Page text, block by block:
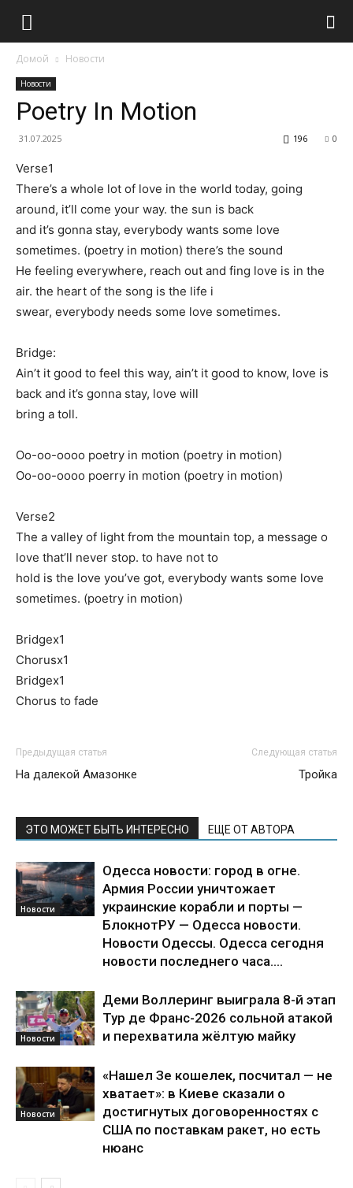
Домой Новости
Новости
Poetry In Motion
31.07.2025 0
196
Verse1
There’s a whole lot of love in the world today, going
around, it’ll come your way. the sun is back
and it’s gonna stay, everybody wants some love
sometimes. (poetry in motion) there’s the sound
He feeling everywhere, reach out and fing love is in the
air. the heart of the song is the life i
swear, everybody needs some love sometimes.
Bridge:
Ain’t it good to feel this way, ain’t it good to know, love is
back and it’s gonna stay, love will
bring a toll.
Oo-oo-oooo poetry in motion (poetry in motion)
Oo-oo-oooo poerry in motion (poetry in motion)
Verse2
The a valley of light from the mountain top, a message o
love that’ll never stop. to have not to
hold is the love you’ve got, everybody wants some love
sometimes. (poetry in motion)
Bridgex1
Chorusx1
Bridgex1
Chorus to fade
Предыдущая статья
На далекой Амазонке
Следующая статья
Тройка
ЭТО МОЖЕТ БЫТЬ ИНТЕРЕСНО ЕЩЕ ОТ АВТОРА
Новости
Одесса новости: город в огне.
Армия России уничтожает
украинские корабли и порты —
БлокнотРУ — Одесса новости.
Новости Одессы. Одесса сегодня
новости последнего часа....
Новости
Деми Воллеринг выиграла 8-й этап
Тур де Франс-2026 сольной атакой
и перехватила жёлтую майку
Новости
«Нашел Зе кошелек, посчитал — не
хватает»: в Киеве сказали о
достигнутых договоренностях с
США по поставкам ракет, но есть
нюанс